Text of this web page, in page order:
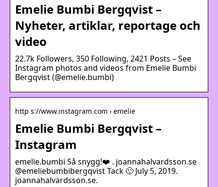
Emelie Bumbi Bergqvist –
Nyheter, artiklar, reportage och
video
22.7k Followers, 350 Following, 2421 Posts – See
Instagram photos and videos from Emelie Bumbi
Bergqvist (@emelie.bumbi)
http s://www.instagram.com › emelie
Emelie Bumbi Bergqvist –
Instagram
emelie.bumbi Så snygg!❤️ . joannahalvardsson.se
@emeliebumbibergqvist Tack 🙂 July 5, 2019.
joannahalvardsson.se.